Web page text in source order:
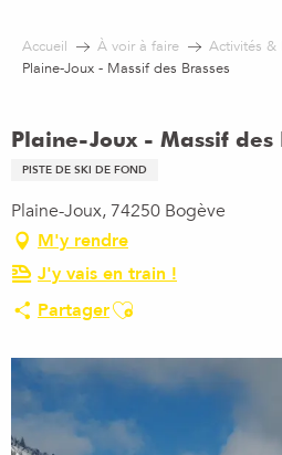
contenu
Accueil À voir à faire
Activités &
Plaine-Joux - Massif des Brasses
Plaine-Joux - Massif des
PISTE DE SKI DE FOND
Plaine-Joux, 74250 Bogève
M'y rendre
J'y vais en train !
PartagerAjouter aux favoris